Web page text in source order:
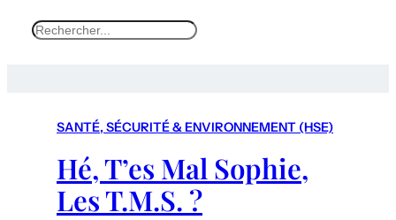
S
SANTÉ, SÉCURITÉ & ENVIRONNEMENT (HSE)
Hé, T’es Mal Sophie,
Les T.M.S. ?